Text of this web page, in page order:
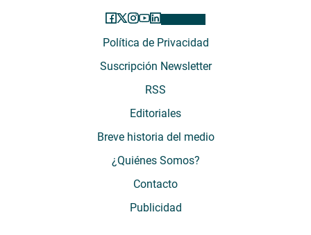
Política de Privacidad
Suscripción Newsletter
RSS
Editoriales
Breve historia del medio
¿Quiénes Somos?
Contacto
Publicidad